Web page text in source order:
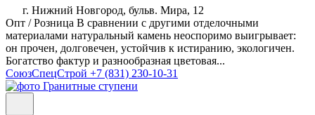
г. Нижний Новгород, бульв. Мира, 12
Опт / Розница В сравнении с другими отделочными
материалами натуральный камень неоспоримо выигрывает:
он прочен, долговечен, устойчив к истиранию, экологичен.
Богатство фактур и разнообразная цветовая...
СоюзСпецСтрой +7 (831) 230-10-31